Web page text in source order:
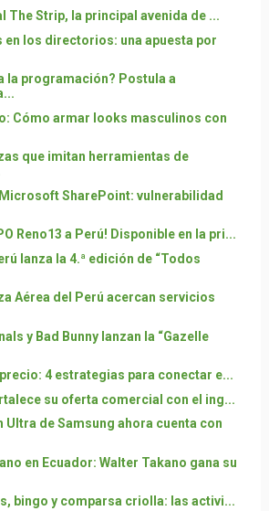
The Strip, la principal avenida de ...
en los directorios: una apuesta por
la programación? Postula a
Cómo armar looks masculinos con
que imitan herramientas de
SharePoint: vulnerabilidad
Reno13 a Perú! Disponible en la pri...
lanza la 4.ª edición de “Todos
Aérea del Perú acercan servicios
y Bad Bunny lanzan la “Gazelle
4 estrategias para conectar e...
su oferta comercial con el ing...
Ultra de Samsung ahora cuenta con
en Ecuador: Walter Takano gana su
bingo y comparsa criolla: las activi...